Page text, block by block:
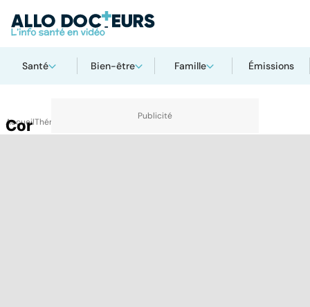
Santé Bien-être Famille Émissions
AccueilThématiques
Cor